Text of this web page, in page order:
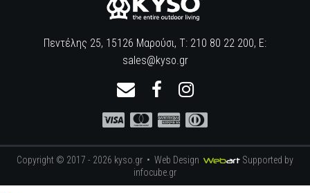
Πεντέλης 25, 15126 Μαρούσι, Τ: 210 80 22 200, E:
sales@kyso.gr
Copyright © 2017 - 2026 kyso.gr • Web Design
Supported by
infocube.gr